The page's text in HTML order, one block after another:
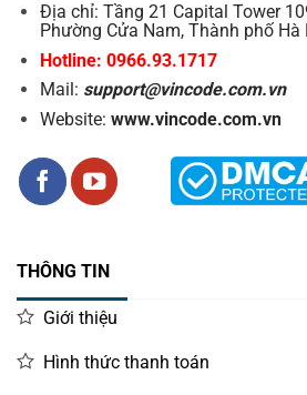
Địa chỉ: Tầng 21 Capital Tower
Phường Cửa Nam, Thành phố Hà
Hotline: 0966.93.1717
Mail: support@vincode.com.vn
Website: www.vincode.com.vn
THÔNG TIN
Giới thiệu
Hình thức thanh toán